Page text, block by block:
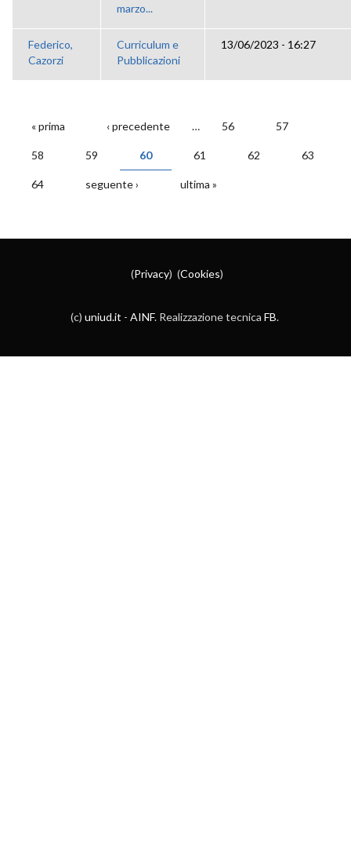
marzo...
Federico,
Cazorzi
Curriculum e
Pubblicazioni
13/06/2023 - 16:27
PAGINE
« prima ‹ precedente … 56 57
58 59 60 61 62 63
64 seguente › ultima »
(Privacy) (Cookies)
(c) uniud.it - AINF. Realizzazione tecnica FB.